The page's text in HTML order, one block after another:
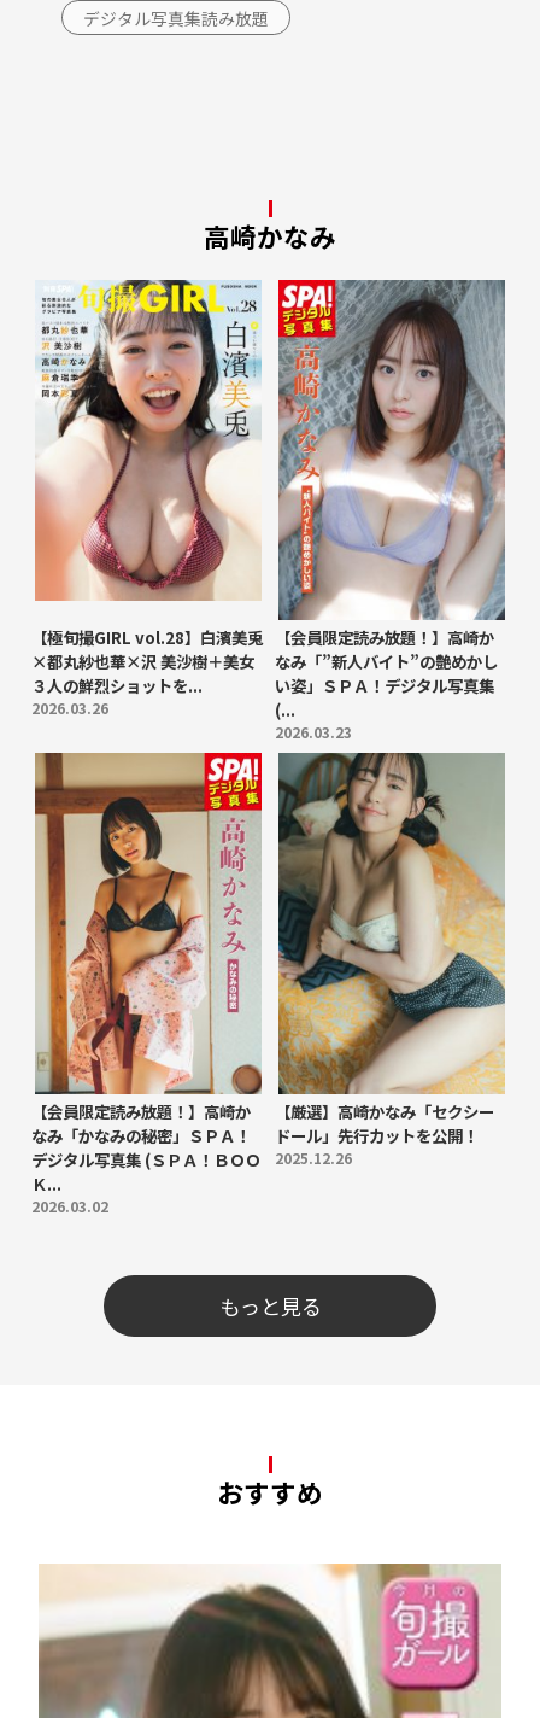
デジタル写真集読み放題
高崎かなみ
【極旬撮GIRL vol.28】白濱美兎
×都丸紗也華×沢 美沙樹＋美女
３人の鮮烈ショットを...
2026.03.26
【会員限定読み放題！】高崎か
なみ「”新人バイト”の艶めかし
い姿」ＳＰＡ！デジタル写真集
(...
2026.03.23
【会員限定読み放題！】高崎か
なみ「かなみの秘密」ＳＰＡ！
デジタル写真集 (ＳＰＡ！ＢＯＯ
Ｋ...
2026.03.02
【厳選】高崎かなみ「セクシー
ドール」先行カットを公開！
2025.12.26
もっと見る
おすすめ